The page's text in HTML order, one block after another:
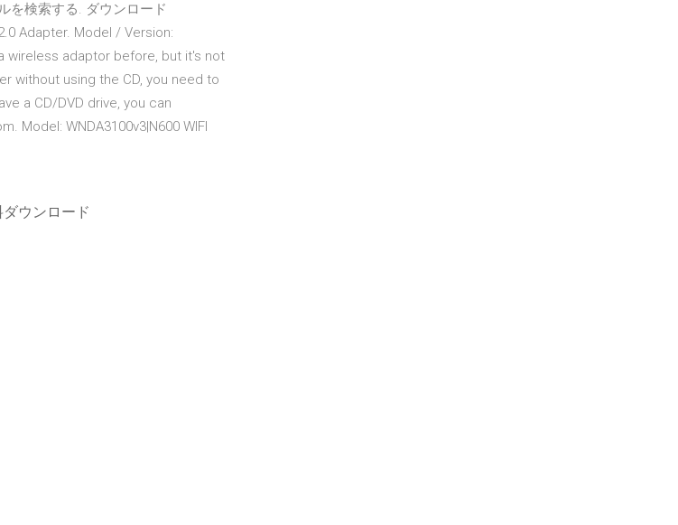
を検索する. ダウンロード
Adapter. Model / Version:
wireless adaptor before, but it's not
without using the CD, you need to
a CD/DVD drive, you can
Model: WNDA3100v3|N600 WIFI
ウンロード